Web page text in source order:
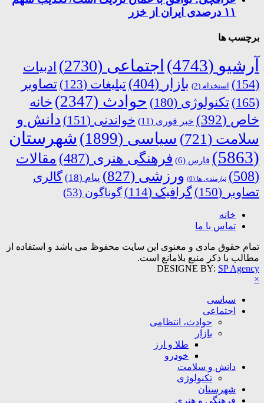
۱۱ درصدی ایران از خزر
برچسب ها
آرشیو (4743) اجتماعی (2730)
ادبیات
(154)
استخدام (2) بازار (404) تبلیغات (123)
تصاویر
(165)
تکنولوژی (180) حوادث (2347)
خانه
خاص (392) خبر فوری (11) خواندنی (151)
دانش و
سلامت (721) سیاسی (1899)
شهرستان
(5863)
فارس (6) فرهنگی هنری (487)
مقالات
(508)
نیازمندی ها (0) ورزشی (827) پیام (18)
گالری
تصاویر (150) گرافیک (114) گوناگون (53)
خانه
تماس با ما
تمام حقوق مادی و معنوی این سایت محفوظ می باشد و استفاده از
مطالب با ذکر منبع بلامانع است.
DESIGNE BY: SP Agency
×
سیاسی
اجتماعی
حوادث، انتظامی
بازار
طلا و ارز
خودرو
دانش و سلامت
تکنولوژی
شهرستان
فرهنگی و هنری